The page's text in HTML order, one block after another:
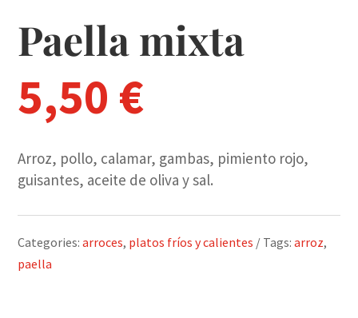
Paella mixta
5,50 €
Arroz, pollo, calamar, gambas, pimiento rojo,
guisantes, aceite de oliva y sal.
Categories:arroces, platos fríos y calientes Tags:arroz,
paella